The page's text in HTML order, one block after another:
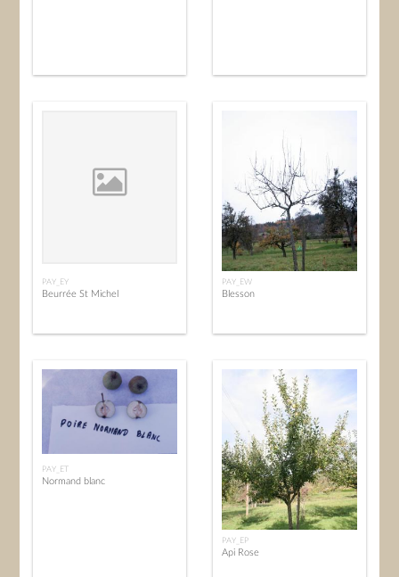
PAY_EY
Beurrée St Michel
PAY_EW
Blesson
PAY_ET
Normand blanc
PAY_EP
Api Rose